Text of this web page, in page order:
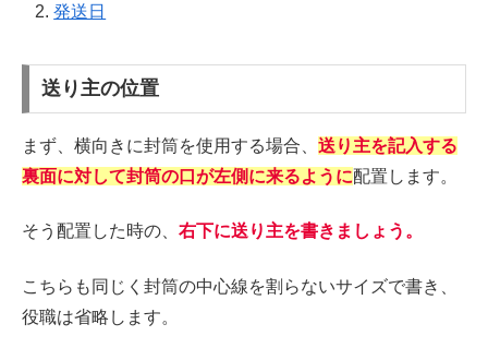
発送日
送り主の位置
まず、横向きに封筒を使用する場合、 送り主を記入する
裏面に対して封筒の口が左側に来るように配置します。
そう配置した時の、 右下に送り主を書きましょう。
こちらも同じく封筒の中心線を割らないサイズで書き、
役職は省略します。